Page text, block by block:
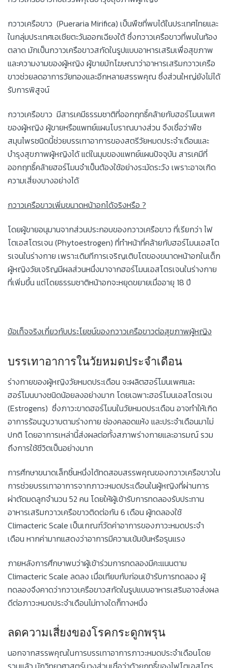
กวาวเครือขาว (Pueraria Mirifica) เป็นพืชที่พบได้ในประเทศไทยและ
ในกลุ่มประเทศเอเชียตะวันออกเฉียงใต้ ซึ่งกวาวเครือขาวที่พบในท้อง
ตลาด มักเป็นกวาวเครือขาวสกัดในรูปแบบอาหารเสริมเพื่อสุขภาพ
และความงามของผู้หญิง ผู้ขายมักโฆษณาว่าอาหารเสริมกวาวเครือ
ขาวช่วยลดอาการวัยทองและอีกหลายสรรพคุณ ซึ่งส่วนใหญ่ยังไม่ได้
รับการพิสูจน์
กวาวเครือขาว มีสารเคมีธรรมชาติที่ออกฤทธิ์คล้ายกับฮอร์โมนเพศ
ของผู้หญิง ผู้ขายหรือแพทย์แผนโบราณบางส่วน จึงเชื่อว่าพืช
สมุนไพรชนิดนี้ช่วยบรรเทาอาการของสตรีวัยหมดประจำเดือนและ
บำรุงสุขภาพผู้หญิงได้ แต่ในมุมของแพทย์แผนปัจจุบัน สารเคมีที่
ออกฤทธิ์คล้ายฮอร์โมนจำเป็นต้องใช้อย่างระมัดระวัง เพราะอาจเกิด
ความเสี่ยงบางอย่างได้
กวาวเครือขาวเพิ่มขนาดหน้าอกได้จริงหรือ ?
โดยผู้ขายอนุมานจากส่วนประกอบของกวาวเครือขาว ที่เรียกว่า ไฟ
โตเอสโตรเจน (Phytoestrogen) ที่ทำหน้าที่คล้ายกับฮอร์โมนเอสโต
รเจนในร่างกาย เพราะเดิมทีการเจริญเติบโตของขนาดหน้าอกในเด็ก
ผู้หญิงวัยเจริญมีผลส่วนหนึ่งมาจากฮอร์โมนเอสโตรเจนในร่างกาย
ที่เพิ่มขึ้น แต่โดยธรรมชาติหน้าอกจะหยุดขยายเมื่ออายุ 18 ปี
ข้อเท็จจริงเกี่ยวกับประโยชน์ของกวาวเครือขาวต่อสุขภาพผู้หญิง
บรรเทาอาการในวัยหมดประจำเดือน
ร่างกายของผู้หญิงวัยหมดประเดือน จะผลิตฮอร์โมนเพศและ
ฮอร์โมนบางชนิดน้อยลงอย่างมาก โดยเฉพาะฮอร์โมนเอสโตรเจน
(Estrogens) ซึ่งภาวะขาดฮอร์โมนในวัยหมดประเดือน อาจทำให้เกิด
อาการร้อนวูบวาบตามร่างกาย ช่องคลอดแห้ง และประจำเดือนมาไม่
ปกติ โดยอาการเหล่านี้ส่งผลต่อทั้งสภาพร่างกายและอารมณ์ รวม
ถึงการใช้ชีวิตเป็นอย่างมาก
การศึกษาขนาดเล็กชิ้นหนึ่งได้ทดสอบสรรพคุณของกวาวเครือขาวใน
การช่วยบรรเทาอาการจากภาวะหมดประเดือนในผู้หญิงที่ผ่านการ
ผ่าตัดมดลูกจำนวน 52 คน โดยให้ผู้เข้ารับการทดลองรับประทาน
อาหารเสริมกวาวเครือขาวติดต่อกัน 6 เดือน ผู้ทดลองใช้
Climacteric Scale เป็นเกณฑ์วัดค่าอาการของภาวะหมดประจำ
เดือน หากค่ามากแสดงว่าอาการมีความเข้มข้นหรือรุนแรง
ภายหลังการศึกษาพบว่าผู้เข้าร่วมการทดลองมีคะแนนตาม
Climacteric Scale ลดลง เมื่อเทียบกับก่อนเข้ารับการทดลอง ผู้
ทดลองจึงคาดว่ากวาวเครือขาวสกัดในรูปแบบอาหารเสริมอาจส่งผล
ดีต่อภาวะหมดประจำเดือนไม่ทางใดก็ทางหนึ่ง
ลดความเสี่ยงของโรคกระดูกพรุน
นอกจากสรรพคุณในการบรรเทาอาการภาวะหมดประจำเดือนโดย